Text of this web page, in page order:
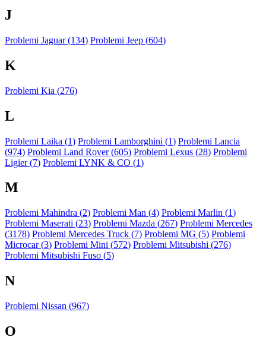
J
Problemi Jaguar (134) Problemi Jeep (604)
K
Problemi Kia (276)
L
Problemi Laika (1) Problemi Lamborghini (1) Problemi Lancia
(974) Problemi Land Rover (605) Problemi Lexus (28) Problemi
Ligier (7) Problemi LYNK & CO (1)
M
Problemi Mahindra (2) Problemi Man (4) Problemi Marlin (1)
Problemi Maserati (23) Problemi Mazda (267) Problemi Mercedes
(3178) Problemi Mercedes Truck (7) Problemi MG (5) Problemi
Microcar (3) Problemi Mini (572) Problemi Mitsubishi (276)
Problemi Mitsubishi Fuso (5)
N
Problemi Nissan (967)
O